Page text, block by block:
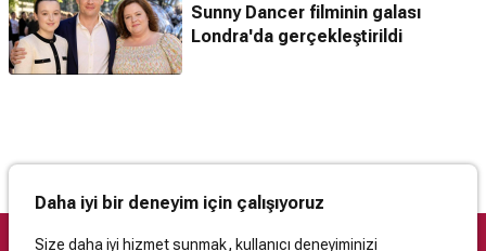
Sunny Dancer filminin galası
Londra'da gerçekleştirildi
Daha iyi bir deneyim için çalışıyoruz
Size daha iyi hizmet sunmak, kullanıcı deneyiminizi